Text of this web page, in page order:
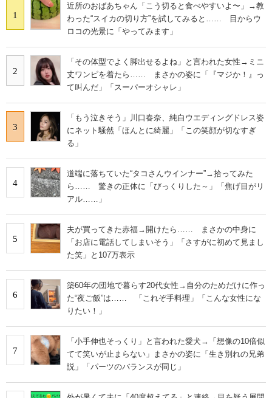
1
近所のおばあちゃん「こう切ると食べやすいよ〜」→教
わった“スイカの切り方”を試してみると…… 目からウ
ロコの光景に「やってみます」
2
「その体型でよく脚出せるよね」と言われた女性→ミニ
丈ワンピを着たら…… まさかの姿に「『マジか！』っ
て叫んだ」「スーパーオシャレ」
3
「もう泣きそう」川口春奈、純白ウエディングドレス姿
にネット騒然「ほんとに綺麗」「この笑顔が切なすぎ
る」
4
道端に落ちていた“タコさんウインナー”→拾ってみた
ら…… 驚きの正体に「びっくりした～」「焦げ目がリ
アル……」
5
夫が買ってきた赤福→開けたら…… まさかの中身に
「お店に電話してしまいそう」「さすがに初めて見まし
た笑」と107万表示
6
築60年の団地で暮らす20代女性→自分のためだけに作っ
た“夜ご飯”は…… 「これぞ手料理」「こんな女性にな
りたい！」
7
「小手伸也そっくり」と言われた愛犬→「想像の10倍似
てて笑いが止まらない」まさかの姿に「生き別れの兄弟
説」「パーツのバランスが同じ」